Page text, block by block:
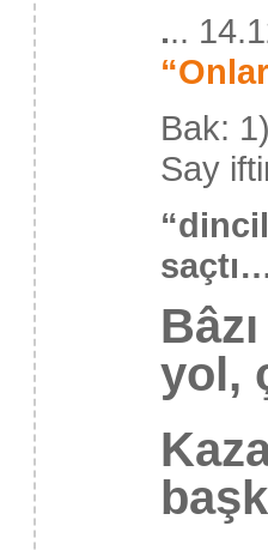
...
Bak:
Say
yol,